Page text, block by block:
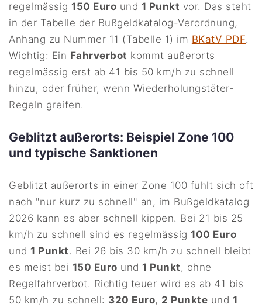
regelmässig150 Euro und 1 Punkt vor. Das steht
in der Tabelle der Bußgeldkatalog-Verordnung,
Anhang zu Nummer 11 (Tabelle 1) im BKatV PDF.
Wichtig: Ein Fahrverbot kommt außerorts
regelmässig erst ab 41 bis 50 km/h zu schnell
hinzu, oder früher, wenn Wiederholungstäter-
Regeln greifen.
Geblitzt außerorts: Beispiel Zone 100
und typische Sanktionen
Geblitzt außerorts in einer Zone 100 fühlt sich oft
nach "nur kurz zu schnell" an, im Bußgeldkatalog
2026 kann es aber schnell kippen. Bei 21 bis 25
km/h zu schnell sind es regelmässig100 Euro
und1 Punkt. Bei 26 bis 30 km/h zu schnell bleibt
es meist bei 150 Euro und1 Punkt, ohne
Regelfahrverbot. Richtig teuer wird es ab 41 bis
50 km/h zu schnell: 320 Euro, 2 Punkte und 1